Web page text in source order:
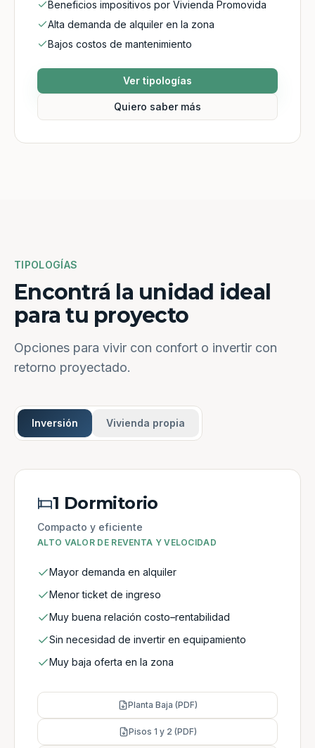
Beneficios impositivos por Vivienda Promovida
Alta demanda de alquiler en la zona
Bajos costos de mantenimiento
Ver tipologías
Quiero saber más
TIPOLOGÍAS
Encontrá la unidad ideal
para tu proyecto
Opciones para vivir con confort o invertir con
retorno proyectado.
Inversión Vivienda propia
1 Dormitorio
Compacto y eficiente
ALTO VALOR DE REVENTA Y VELOCIDAD
Mayor demanda en alquiler
Menor ticket de ingreso
Muy buena relación costo–rentabilidad
Sin necesidad de invertir en equipamiento
Muy baja oferta en la zona
Planta Baja (PDF)
Pisos 1 y 2 (PDF)